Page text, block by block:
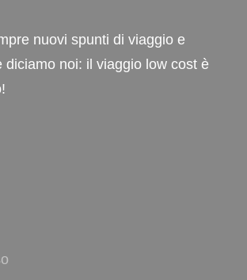
nuovi spunti di viaggio e
diciamo noi: il viaggio low cost è